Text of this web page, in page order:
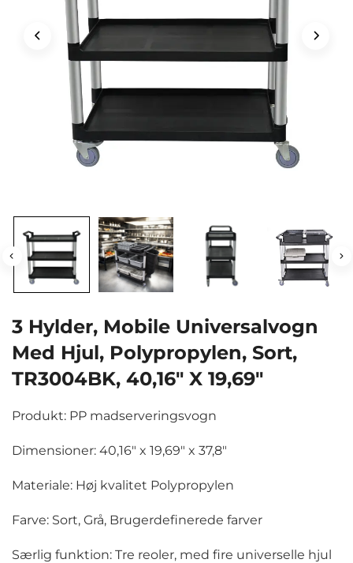
3 Hylder, Mobile Universalvogn
Med Hjul, Polypropylen, Sort,
TR3004BK, 40,16" X 19,69"
Produkt: PP madserveringsvogn
Dimensioner: 40,16" x 19,69" x 37,8"
Materiale: Høj kvalitet Polypropylen
Farve: Sort, Grå, Brugerdefinerede farver
Særlig funktion: Tre reoler, med fire universelle hjul